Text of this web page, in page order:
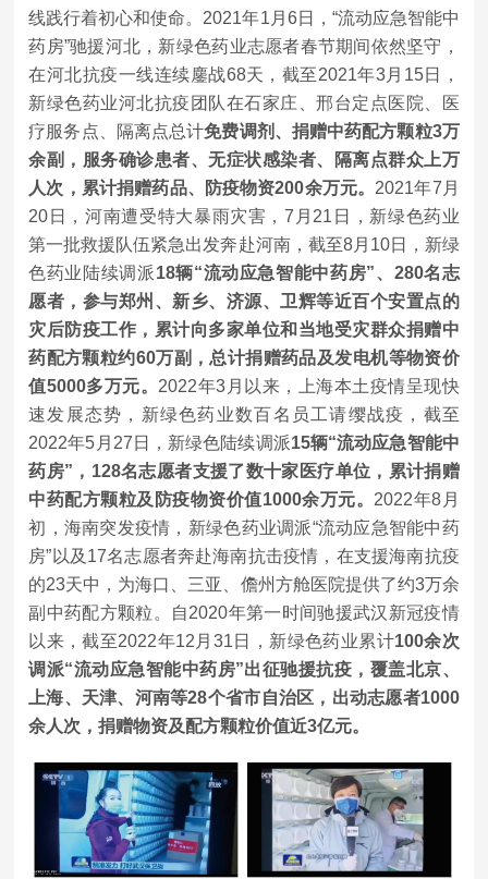
线践行着初心和使命。2021年1月6日，“流动应急智能中
药房”驰援河北，新绿色药业志愿者春节期间依然坚守，
在河北抗疫一线连续鏖战68天，截至2021年3月15日，
新绿色药业河北抗疫团队在石家庄、邢台定点医院、医
疗服务点、隔离点总计免费调剂、捐赠中药配方颗粒3万
余副，服务确诊患者、无症状感染者、隔离点群众上万
人次，累计捐赠药品、防疫物资200余万元。 2021年7月
20日，河南遭受特大暴雨灾害，7月21日，新绿色药业
第一批救援队伍紧急出发奔赴河南，截至8月10日，新绿
色药业陆续调派18辆“流动应急智能中药房”、280名志
愿者，参与郑州、新乡、济源、卫辉等近百个安置点的
灾后防疫工作，累计向多家单位和当地受灾群众捐赠中
药配方颗粒约60万副，总计捐赠药品及发电机等物资价
值5000多万元。 2022年3月以来，上海本土疫情呈现快
速发展态势，新绿色药业数百名员工请缨战疫，截至
2022年5月27日，新绿色陆续调派15辆“流动应急智能中
药房”，128名志愿者支援了数十家医疗单位，累计捐赠
中药配方颗粒及防疫物资价值1000余万元。 2022年8月
初，海南突发疫情，新绿色药业调派“流动应急智能中药
房”以及17名志愿者奔赴海南抗击疫情，在支援海南抗疫
的23天中，为海口、三亚、儋州方舱医院提供了约3万余
副中药配方颗粒。自2020年第一时间驰援武汉新冠疫情
以来，截至2022年12月31日，新绿色药业累计100余次
调派“流动应急智能中药房”出征驰援抗疫，覆盖北京、
上海、天津、河南等28个省市自治区，出动志愿者1000
余人次，捐赠物资及配方颗粒价值近3亿元。